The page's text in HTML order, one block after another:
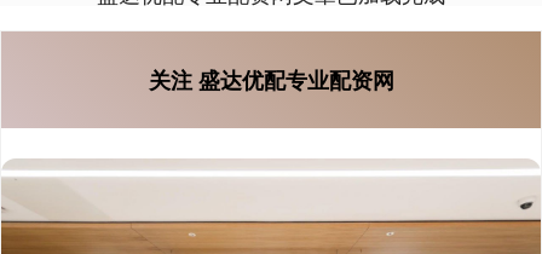
关注 盛达优配专业配资网